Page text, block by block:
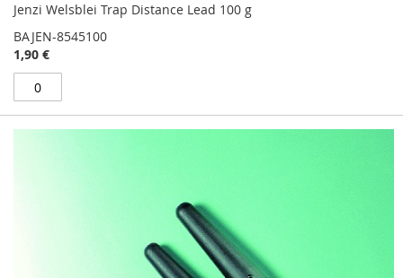
Jenzi Welsblei Trap Distance Lead 100 g
BAJEN-8545100
1,90 €